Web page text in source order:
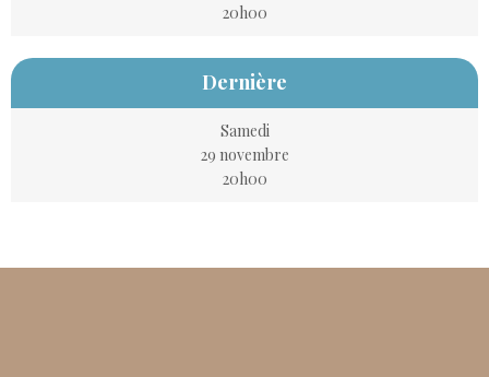
20h00
Dernière
Samedi
29 novembre
20h00